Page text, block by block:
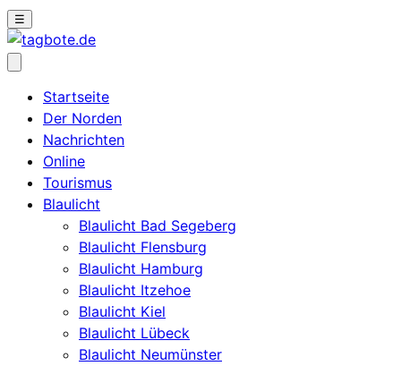
☰
Startseite
Der Norden
Nachrichten
Online
Tourismus
Blaulicht
Blaulicht Bad Segeberg
Blaulicht Flensburg
Blaulicht Hamburg
Blaulicht Itzehoe
Blaulicht Kiel
Blaulicht Lübeck
Blaulicht Neumünster